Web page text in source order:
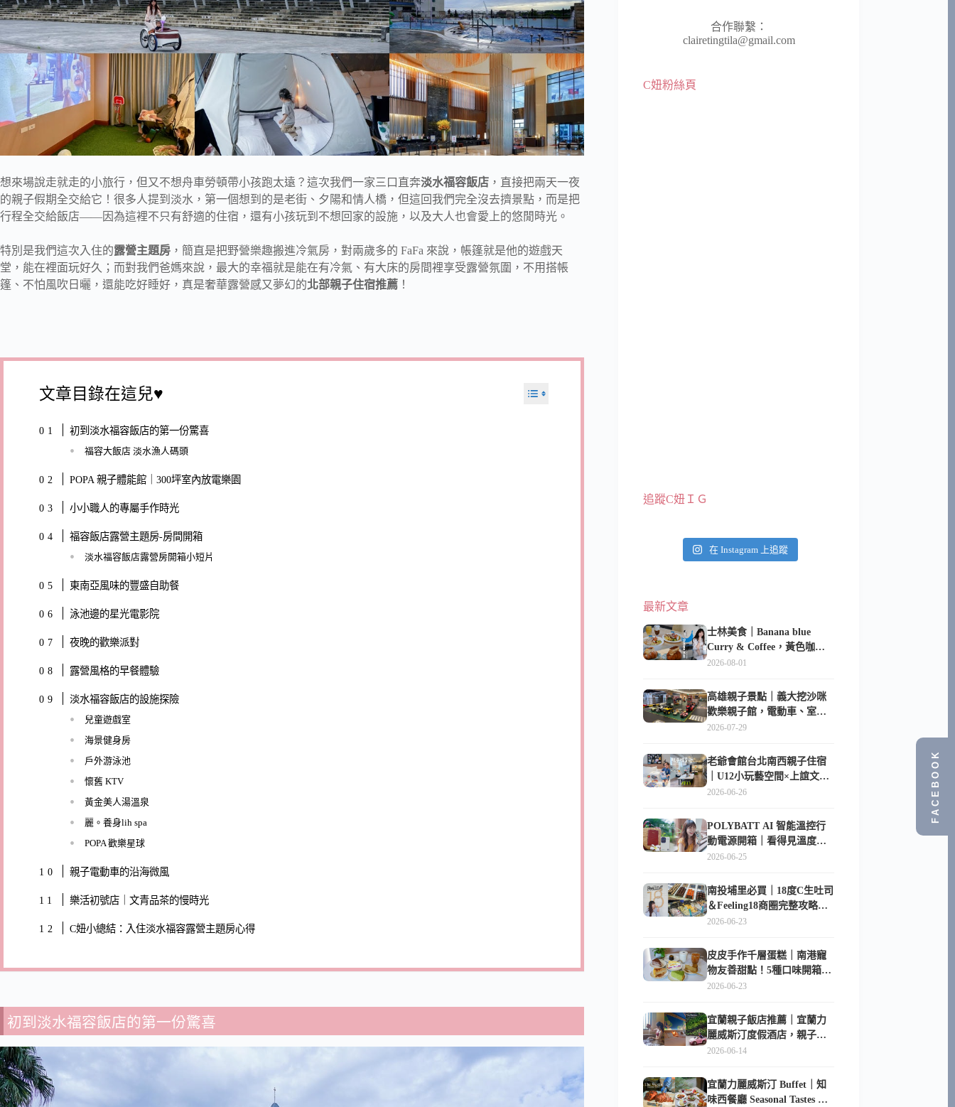
想來場說走就走的小旅行，但又不想舟車勞頓帶小孩跑太遠？這次我們一家三口直奔淡水福容飯店 ，直接把兩天一夜
的親子假期全交給它！很多人提到淡水，第一個想到的是老街、夕陽和情人橋，但這回我們完全沒去擠景點，而是把
行程全交給飯店——因為這裡不只有舒適的住宿，還有小孩玩到不想回家的設施，以及大人也會愛上的悠閒時光。
特別是我們這次入住的露營主題房 ，簡直是把野營樂趣搬進冷氣房，對兩歲多的 FaFa 來說，帳篷就是他的遊戲天
堂，能在裡面玩好久；而對我們爸媽來說，最大的幸福就是能在有冷氣、有大床的房間裡享受露營氛圍，不用搭帳
篷、不怕風吹日曬，還能吃好睡好，真是奢華露營感又夢幻的北部親子住宿推薦 ！
文章目錄在這兒♥
初到淡水福容飯店的第一份驚喜
福容大飯店 淡水漁人碼頭
POPA 親子體能館｜300坪室內放電樂園
小小職人的專屬手作時光
福容飯店露營主題房-房間開箱
淡水福容飯店露營房開箱小短片
東南亞風味的豐盛自助餐
泳池邊的星光電影院
夜晚的歡樂派對
露營風格的早餐體驗
淡水福容飯店的設施探險
兒童遊戲室
海景健身房
戶外游泳池
懷舊 KTV
黃金美人湯溫泉
麗。養身lih spa
POPA 歡樂星球
親子電動車的沿海微風
樂活初號店｜文青品茶的慢時光
C妞小總結：入住淡水福容露營主題房心得
初到淡水福容飯店的第一份驚喜
合作聯繫：
clairetingtila@gmail.com
C妞粉絲頁
追蹤C妞ＩＧ
在 Instagram 上追蹤
最新文章
士林美食｜Banana blue
Curry & Coffee，黃色咖啡
廳裡的創意咖哩與香蕉甜點
2026-08-01
高雄親子景點｜義大挖沙咪
歡樂親子館，電動車、室內
沙坑、互動球池一票玩到底
2026-07-29
老爺會館台北南西親子住宿
｜U12小玩藝空間×上誼文
化，暑假帶孩子這樣玩
2026-06-26
POLYBATT AI 智能溫控行
動電源開箱｜看得見溫度與
電量，外出更安心的
2026-06-25
南投埔里必買｜18度C生吐司
＆Feeling18商圈完整攻略，
在地人帶路這樣逛
2026-06-23
皮皮手作千層蛋糕｜南港寵
物友善甜點！5種口味開箱，
比Lady M便宜一半的台北隱
2026-06-23
宜蘭親子飯店推薦｜宜蘭力
麗威斯汀度假酒店，親子
房、Buffet、泳池、兒童俱樂
2026-06-14
宜蘭力麗威斯汀 Buffet｜知
味西餐廳 Seasonal Tastes 晚
FACEBOOK